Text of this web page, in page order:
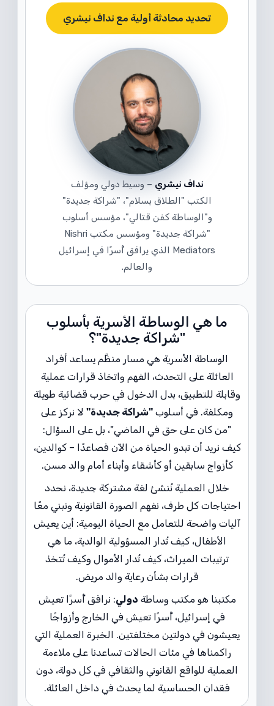
تحديد محادثة أولية مع نداف نيشري
نداف نيشري – وسيط دولي ومؤلف
الكتب "الطلاق بسلام"، "شراكة جديدة"
و"الوساطة كفن قتالي"، مؤسس أسلوب
"شراكة جديدة" ومؤسس مكتب Nishri
Mediators الذي يرافق أُسرًا في إسرائيل
والعالم.
ما هي الوساطة الأسرية بأسلوب
"شراكة جديدة"؟
الوساطة الأسرية هي مسار منظَّم يساعد أفراد
العائلة على التحدث، الفهم واتخاذ قرارات عملية
وقابلة للتطبيق، بدل الدخول في حرب قضائية طويلة
ومكلفة. في أسلوب "شراكة جديدة" لا نركز على
"من كان على حق في الماضي"، بل على السؤال:
كيف نريد أن تبدو الحياة من الآن فصاعدًا – كوالدين،
كأزواج سابقين أو كأشقاء وأبناء أمام والد مسن.
خلال العملية نُنشئ لغة مشتركة جديدة، نحدد
احتياجات كل طرف، نفهم الصورة القانونية ونبني معًا
آليات واضحة للتعامل مع الحياة اليومية: أين يعيش
الأطفال، كيف تُدار المسؤولية الوالدية، ما هي
ترتيبات الميراث، كيف تُدار الأموال وكيف تُتخذ
قرارات بشأن رعاية والد مريض.
مكتبنا هو مكتب وساطة دولي: نرافق أُسرًا تعيش
في إسرائيل، أُسرًا تعيش في الخارج وأزواجًا
يعيشون في دولتين مختلفتين. الخبرة العملية التي
راكمناها في مئات الحالات تساعدنا على ملاءمة
العملية للواقع القانوني والثقافي في كل دولة، دون
فقدان الحساسية لما يحدث في داخل العائلة.